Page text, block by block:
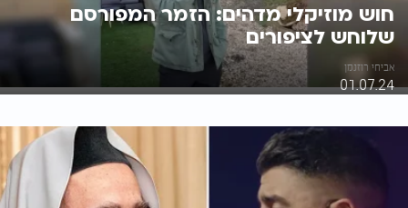
חוש מוזיקלי מדהים: הזמר המפורסם
שלוחש לציפורים
אביחי רוזנמן
01.07.24